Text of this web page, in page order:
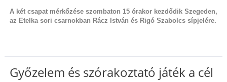
A két csapat mérkőzése szombaton 15 órakor kezdődik Szegeden,
az Etelka sori csarnokban Rácz István és Rigó Szabolcs sípjelére.
Győzelem és szórakoztató játék a cél